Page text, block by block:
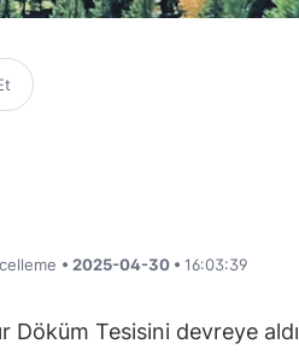
• 2025-04-30 • 16:03:39
Döküm Tesisini devreye